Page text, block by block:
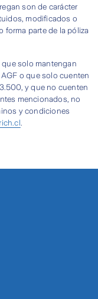
son de carácter
modificados o
forma parte de la póliza
solo mantengan
o que solo cuenten
y que no cuenten
mencionados, no
y condiciones